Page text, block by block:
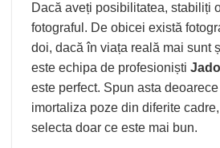
Dacă aveți posibilitatea, stabiliți
fotograful. De obicei există
doi, dacă în viața reală mai sunt
este echipa de profesioniști
este perfect. Spun asta
imortaliza poze din diferite
selecta doar ce este mai bun.